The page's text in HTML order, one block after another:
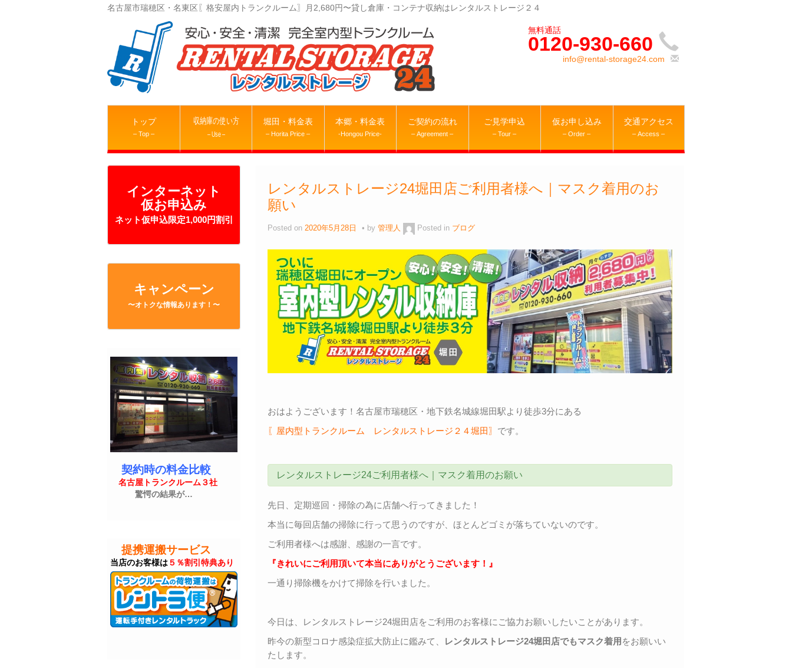
名古屋市瑞穂区・名東区〖格安屋内トランクルーム〗月2,680円〜貸し倉庫・コンテナ収納はレンタルストレージ２４
0120-930-660
info@rental-storage24.com
トップ
– Top –
収納庫の使い方
– Use –
堀田・料金表
– Horita Price –
本郷・料金表
-Hongou Price-
ご契約の流れ
– Agreement –
ご見学申込
– Tour –
仮お申し込み
– Order –
交通アクセス
– Access –
インターネット
仮お申込み
ネット仮申込限定1,000円割引
キャンペーン
〜オトクな情報あります！〜
契約時の料金比較
名古屋トランクルーム３社
驚愕の結果が…
提携運搬サービス
当店のお客様は５％割引特典あり
レンタルストレージ24堀田店ご利用者様へ｜マスク着用のお
願い
Posted on2020年5月28日 by管理人 Posted in ブログ
おはようございます！名古屋市瑞穂区・地下鉄名城線堀田駅より徒歩3分にある
〖屋内型トランクルーム レンタルストレージ２４堀田〗 です。
レンタルストレージ24ご利用者様へ｜マスク着用のお願い
先日、定期巡回・掃除の為に店舗へ行ってきました！
本当に毎回店舗の掃除に行って思うのですが、ほとんどゴミが落ちていないのです。
ご利用者様へは感謝、感謝の一言です。
『きれいにご利用頂いて本当にありがとうございます！』
一通り掃除機をかけて掃除を行いました。
今日は、レンタルストレージ24堀田店をご利用のお客様にご協力お願いしたいことがあります。
昨今の新型コロナ感染症拡大防止に鑑みて、
レンタルストレージ24堀田店でもマスク着用 をお願いい
たします。